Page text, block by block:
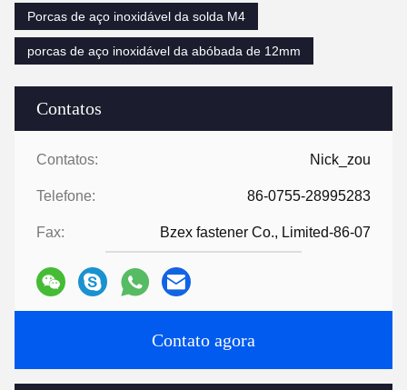
Contatos
Contatos: Nick_zou
Telefone: 86-0755-28995283
Fax: Bzex fastener Co., Limited-86-07
Contato agora
Porcas de aço inoxidável da solda M4
porcas de aço inoxidável da abóbada de 12mm